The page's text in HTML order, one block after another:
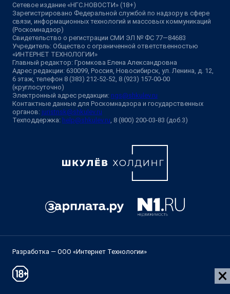
Сетевое издание «НГС.НОВОСТИ» (18+)
Зарегистрировано Федеральной службой по надзору в сфере
связи, информационных технологий и массовых коммуникаций
(Роскомнадзор)
Свидетельство о регистрации СМИ ЭЛ № ФС 77—84683
Учредитель: Общество с ограниченной ответственностью
«ИНТЕРНЕТ ТЕХНОЛОГИИ»
Главный редактор: Громкова Елена Александровна
Адрес редакции: 630099, Россия, Новосибирск, ул. Ленина, д. 12,
6 этаж, телефон 8 (383) 212-52-52, 8 (923) 157-00-00
(круглосуточно)
Электронный адрес редакции: ngs@shkulev.ru
Контактные данные для Роскомнадзора и государственных
органов: juristnsk@shkulev.ru
Техподдержка: help@shkulev.ru , 8 (800) 200-03-83 (доб.3)
Разработка — ООО «Интернет Технологии»